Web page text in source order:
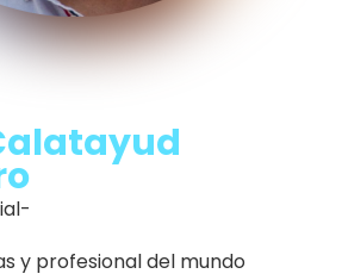
y profesional del mundo